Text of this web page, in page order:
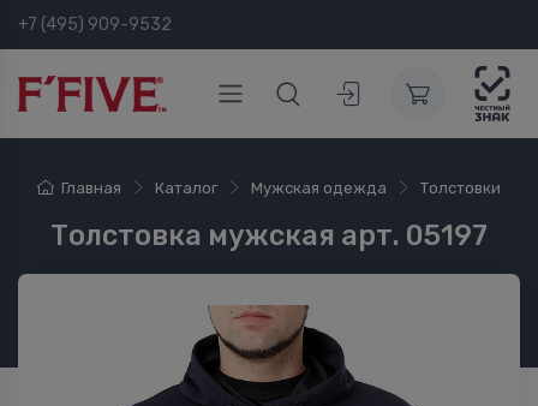
+7 (495) 909-9532
Главная Каталог Мужская одежда Толстовки
Толстовка мужская арт. 05197